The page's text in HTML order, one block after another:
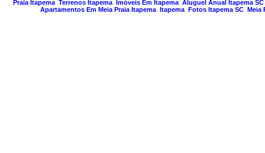
Aluguel Anual Itapema SC
Imóveis Em Itapema
Terrenos Itapema
Praia Itapema
Meia
Fotos Itapema SC
Itapema
Apartamentos Em Meia Praia Itapema